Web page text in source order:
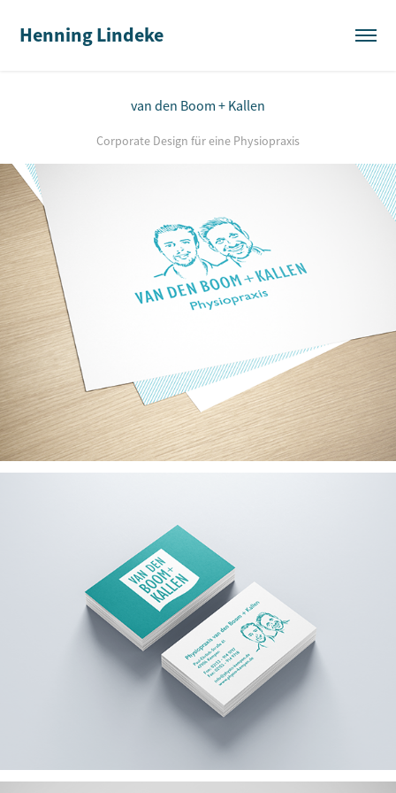
Henning Lindeke
van den Boom + Kallen
Corporate Design für eine Physiopraxis